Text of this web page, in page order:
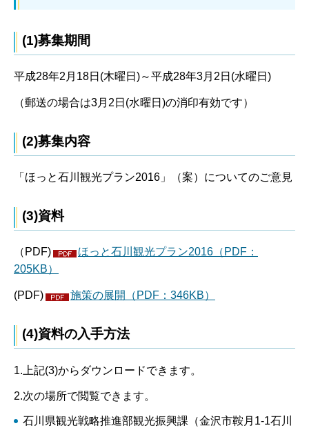
(1)募集期間
平成28年2月18日(木曜日)～平成28年3月2日(水曜日)
（郵送の場合は3月2日(水曜日)の消印有効です）
(2)募集内容
「ほっと石川観光プラン2016」（案）についてのご意見
(3)資料
（PDF)
ほっと石川観光プラン2016（PDF：
205KB）
(PDF) 施策の展開（PDF：346KB）
(4)資料の入手方法
1.上記(3)からダウンロードできます。
2.次の場所で閲覧できます。
石川県観光戦略推進部観光振興課（金沢市鞍月1-1石川